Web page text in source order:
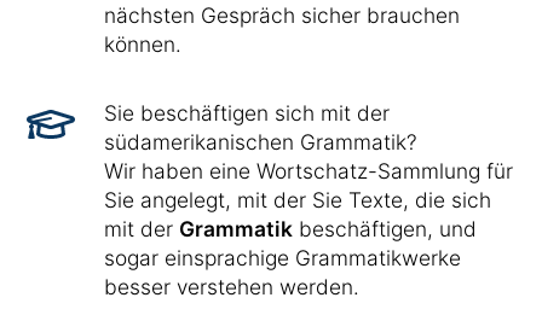
nächsten Gespräch sicher brauchen
können.
Sie beschäftigen sich mit der
südamerikanischen Grammatik?
Wir haben eine Wortschatz-Sammlung für
Sie angelegt, mit der Sie Texte, die sich
mit der Grammatik beschäftigen, und
sogar einsprachige Grammatikwerke
besser verstehen werden.